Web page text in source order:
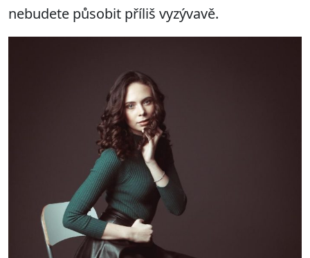
nebudete působit příliš vyzývavě.